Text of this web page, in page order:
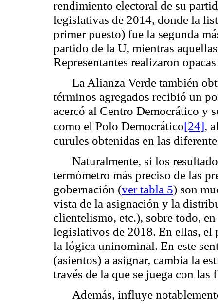
rendimiento electoral de su
legislativas de 2014, donde la
primer puesto) fue la segunda
partido de la U, mientras
Representantes realizaron
La Alianza Verde también
términos agregados recibió un
acercó al Centro Democrático y
como el Polo Democrático[24],
curules obtenidas en las
Naturalmente, si los
termómetro más preciso de las
gobernación (ver tabla 5) son
vista de la asignación y la
clientelismo, etc.), sobre todo,
legislativos de 2018. En ellas, el
la lógica uninominal. En este
(asientos) a asignar, cambia la
través de la que se juega con las
Además, influye